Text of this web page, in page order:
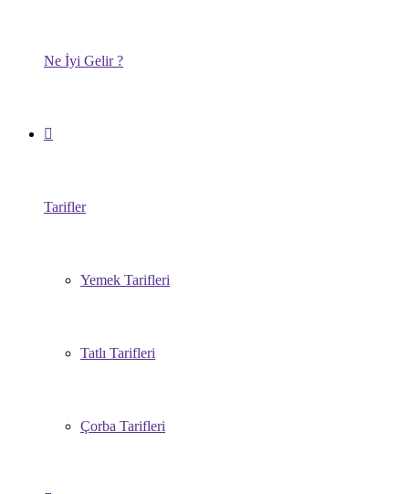
Ne İyi Gelir ?
Tarifler
Yemek Tarifleri
Tatlı Tarifleri
Çorba Tarifleri